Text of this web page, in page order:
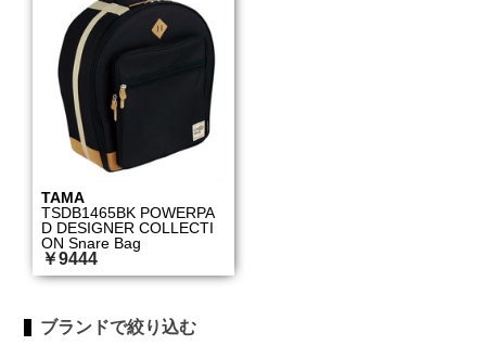
TAMA
TSDB1465BK POWERPA
D DESIGNER COLLECTI
ON Snare Bag
￥9444
ブランドで絞り込む